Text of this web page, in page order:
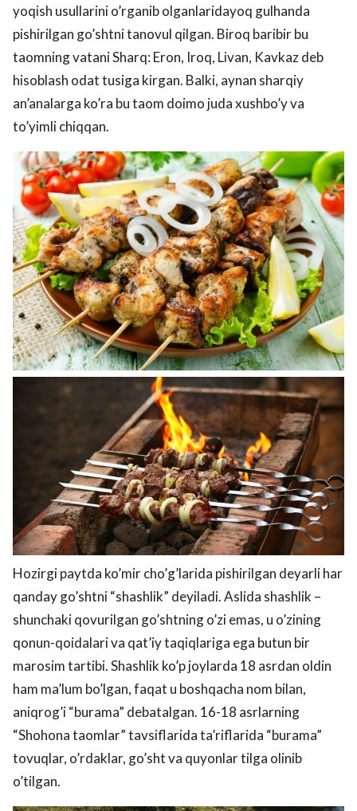
yoqish usullarini o’rganib olganlaridayoq gulhanda
pishirilgan go’shtni tanovul qilgan. Biroq baribir bu
taomning vatani Sharq: Eron, Iroq, Livan, Kavkaz deb
hisoblash odat tusiga kirgan. Balki, aynan sharqiy
an’analarga ko’ra bu taom doimo juda xushbo’y va
to’yimli chiqqan.
Hozirgi paytda ko’mir cho’g’larida pishirilgan deyarli har
qanday go’shtni “shashlik” deyiladi. Aslida shashlik –
shunchaki qovurilgan go’shtning o’zi emas, u o’zining
qonun-qoidalari va qat’iy taqiqlariga ega butun bir
marosim tartibi. Shashlik ko’p joylarda 18 asrdan oldin
ham ma’lum bo’lgan, faqat u boshqacha nom bilan,
aniqrog’i “burama” debatalgan. 16-18 asrlarning
“Shohona taomlar” tavsiflarida ta’riflarida “burama”
tovuqlar, o’rdaklar, go’sht va quyonlar tilga olinib
o’tilgan.